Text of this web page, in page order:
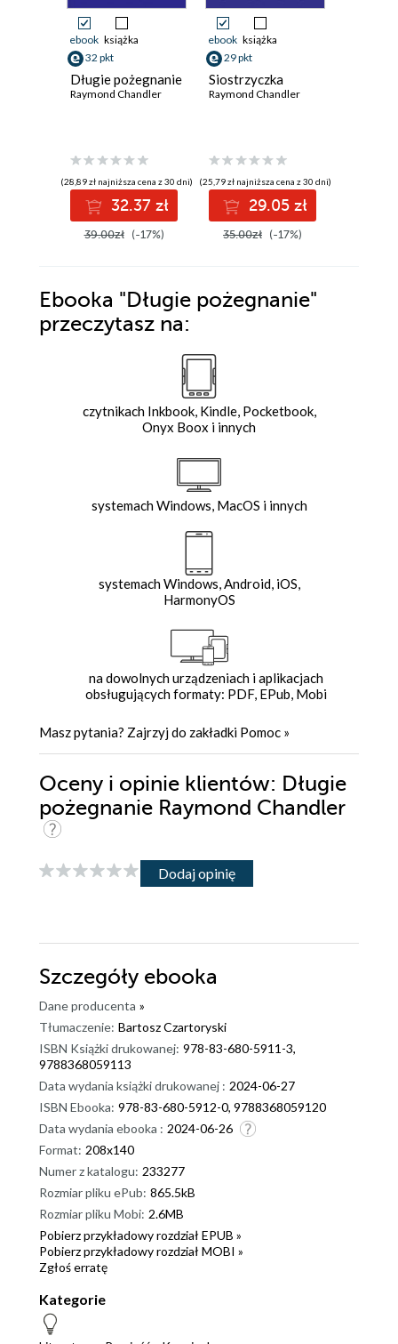
ebook książka
32 pkt
Długie pożegnanie
Raymond Chandler
(28,89 zł najniższa cena z 30 dni)
32.37 zł
39.00zł (-17%)
ebook książka
29 pkt
Siostrzyczka
Raymond Chandler
(25,79 zł najniższa cena z 30 dni)
29.05 zł
35.00zł (-17%)
Ebooka "Długie pożegnanie"
przeczytasz na:
czytnikach Inkbook, Kindle, Pocketbook,
Onyx Boox i innych
systemach Windows, MacOS i innych
systemach Windows, Android, iOS,
HarmonyOS
na dowolnych urządzeniach i aplikacjach
obsługujących formaty: PDF, EPub, Mobi
Masz pytania? Zajrzyj do zakładki Pomoc »
Oceny i opinie klientów: Długie
pożegnanie Raymond Chandler
Dodaj opinię
Szczegóły ebooka
Dane producenta »
Tłumaczenie: Bartosz Czartoryski
ISBN Książki drukowanej: 978-83-680-5911-3,
9788368059113
Data wydania książki drukowanej : 2024-06-27
ISBN Ebooka: 978-83-680-5912-0, 9788368059120
Data wydania ebooka : 2024-06-26
Format: 208x140
Numer z katalogu: 233277
Rozmiar pliku ePub: 865.5kB
Rozmiar pliku Mobi: 2.6MB
Pobierz przykładowy rozdział EPUB »
Pobierz przykładowy rozdział MOBI »
Zgłoś erratę
Kategorie